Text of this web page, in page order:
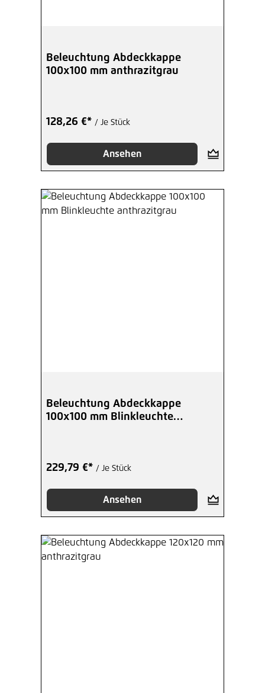
Beleuchtung Abdeckkappe
100x100 mm anthrazitgrau
128,26 €* / Je Stück
Ansehen
Beleuchtung Abdeckkappe
100x100 mm Blinkleuchte
229,79 €* / Je Stück
Ansehen